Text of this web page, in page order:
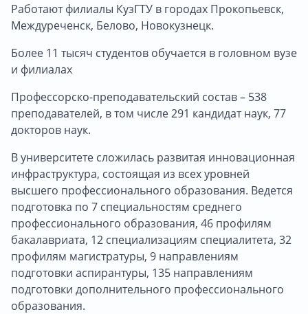
Работают филиалы КузГТУ в городах Прокопьевск,
Междуреченск, Белово, Новокузнецк.
Более 11 тысяч студентов обучается в головном вузе
и филиалах
Профессорско-преподавательский состав – 538
преподавателей, в том числе 291 кандидат наук, 77
докторов наук.
В университете сложилась развитая инновационная
инфраструктура, состоящая из всех уровней
высшего профессионального образования. Ведется
подготовка по 7 специальностям среднего
профессионального образования, 46 профилям
бакалавриата, 12 специализациям специалитета, 32
профилям магистратуры, 9 направлениям
подготовки аспирантуры, 135 направлениям
подготовки дополнительного профессионального
образования.